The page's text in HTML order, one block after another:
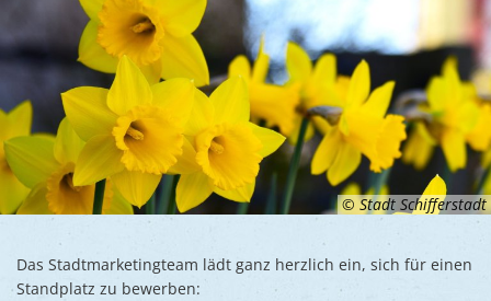
© Stadt Schifferstadt
Das Stadtmarketingteam lädt ganz herzlich ein, sich für einen
Standplatz zu bewerben: